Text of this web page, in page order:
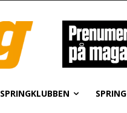
SPRINGKLUBBEN